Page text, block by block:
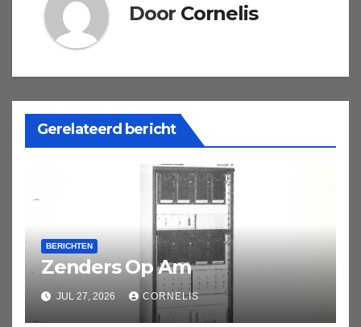
Door Cornelis
Gerelateerd bericht
BERICHTEN
Zenders Op Am
JUL 27, 2026 CORNELIS